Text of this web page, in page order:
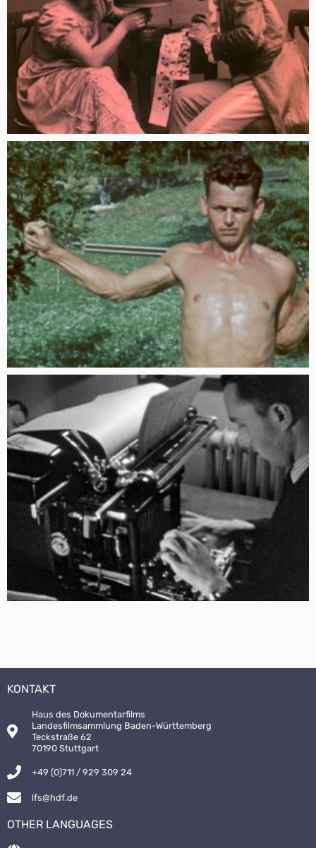
KONTAKT
Haus des Dokumentarfilms
Landesfilmsammlung Baden-Württemberg
Teckstraße 62
70190 Stuttgart
+49 (0)711 / 929 309 24
lfs@hdf.de
OTHER LANGUAGES